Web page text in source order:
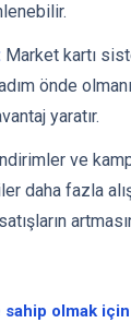
Market kartı
önde
yaratır.
ve
daha fazla
sahip olmak